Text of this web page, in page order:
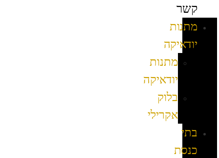
קשר
מתנות
יודאיקה
מתנות
יודאיקה
בלוק
אקרילי
בתי
כנסת